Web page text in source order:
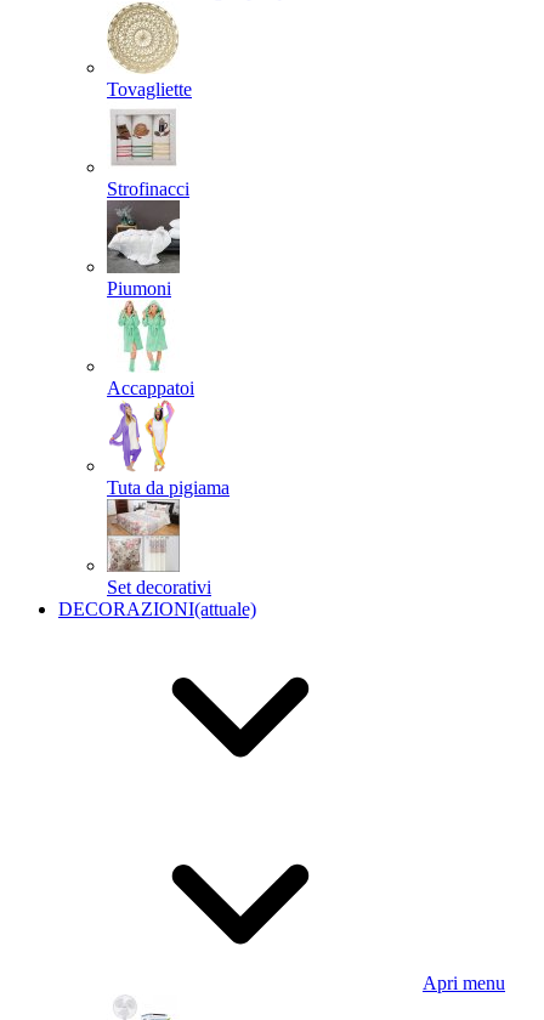
Tovagliette
Strofinacci
Piumoni
Accappatoi
Tuta da pigiama
Set decorativi
DECORAZIONI(attuale)
Apri menu